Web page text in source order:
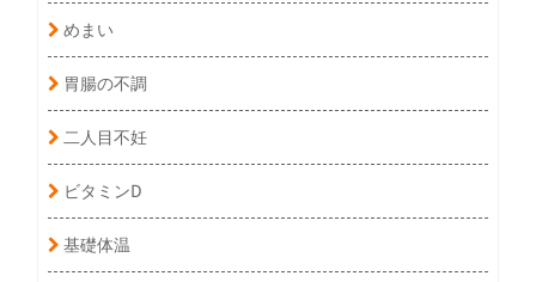
めまい
胃腸の不調
二人目不妊
ビタミンD
基礎体温